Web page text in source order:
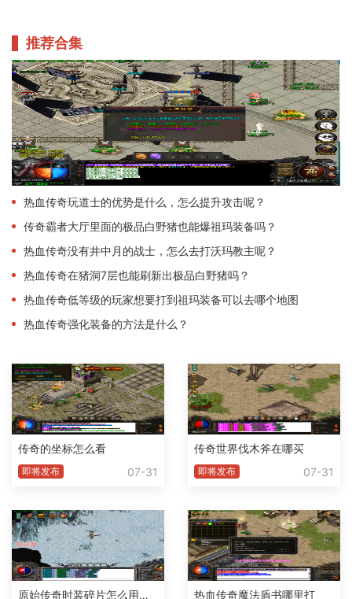
推荐合集
热血传奇玩道士的优势是什么，怎么提升攻击呢？
传奇霸者大厅里面的极品白野猪也能爆祖玛装备吗？
热血传奇没有井中月的战士，怎么去打沃玛教主呢？
热血传奇在猪洞7层也能刷新出极品白野猪吗？
热血传奇低等级的玩家想要打到祖玛装备可以去哪个地图
热血传奇强化装备的方法是什么？
传奇的坐标怎么看
即将发布 07-31
传奇世界伐木斧在哪买
即将发布 07-31
原始传奇时装碎片怎么用不了了 热血传奇魔法盾书哪里打